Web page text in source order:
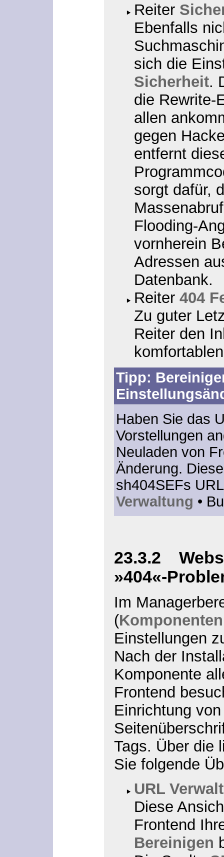
Reiter
Ebenfalls
sich die
Sicherheit.
die Rewrite-
allen
gegen
entfernt
sorgt dafür,
Flooding-
vornherein
Adressen
Datenbank.
Reiter 404
Zu guter
Reiter den
Tipp:
Haben Sie das
Vorstellungen
Neuladen von
Änderung.
sh404SEFs
Verwaltung •
23.3.2
»404«-
Im
(Komponenten
Einstellungen
Nach der
Komponente
Frontend
Einrichtung
Tags. Über die
Sie folgende
URL
Diese
Frontend
Bereinigen